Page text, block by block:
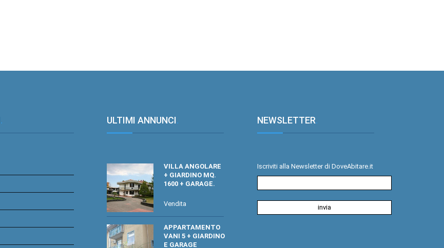
. ULTIMI ANNUNCI.
VILLA ANGOLARE
+ GIARDINO MQ.
1600 + GARAGE.
Vendita
APPARTAMENTO
VANI 5 + GIARDINO
E GARAGE
NEWSLETTER.
Iscriviti alla Newsletter di DoveAbitare.it